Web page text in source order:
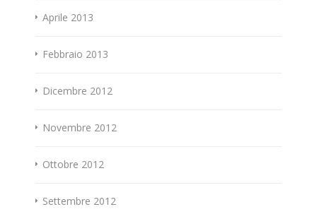
Aprile 2013
Febbraio 2013
Dicembre 2012
Novembre 2012
Ottobre 2012
Settembre 2012